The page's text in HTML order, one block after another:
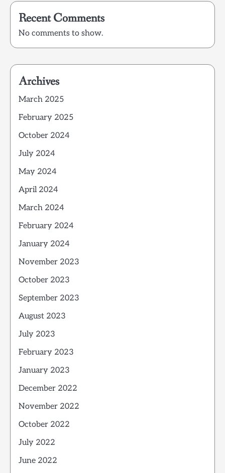
Recent Comments
No comments to show.
Archives
March 2025
February 2025
October 2024
July 2024
May 2024
April 2024
March 2024
February 2024
January 2024
November 2023
October 2023
September 2023
August 2023
July 2023
February 2023
January 2023
December 2022
November 2022
October 2022
July 2022
June 2022